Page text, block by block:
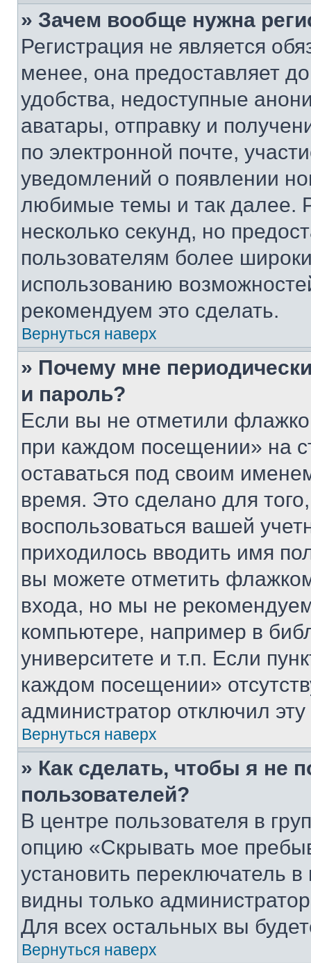
» Зачем вообще нужна
Регистрация не является
менее, она предоставляет
удобства, недоступные
аватары, отправку и
по электронной почте,
уведомлений о появлении
любимые темы и так далее.
несколько секунд, но
пользователям более
использованию
рекомендуем это сделать.
Вернуться наверх
» Почему мне
и пароль?
Если вы не отметили
при каждом посещении» на
оставаться под своим
время. Это сделано для
воспользоваться вашей
приходилось вводить имя
вы можете отметить
входа, но мы не
компьютере, например в
университете и т.п. Если
каждом посещении»
администратор отключил
Вернуться наверх
» Как сделать, чтобы я не
пользователей?
В центре пользователя в
опцию «Скрывать мое
установить переключатель
видны только
Для всех остальных вы
Вернуться наверх